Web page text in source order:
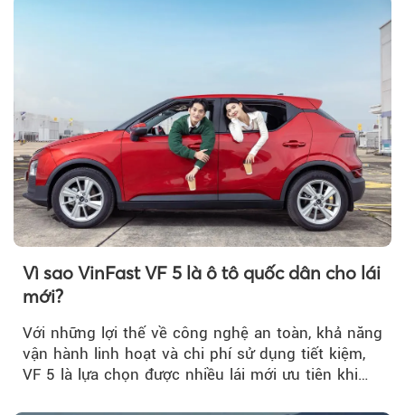
Vì sao VinFast VF 5 là ô tô quốc dân cho lái
mới?
Với những lợi thế về công nghệ an toàn, khả năng
vận hành linh hoạt và chi phí sử dụng tiết kiệm,
VF 5 là lựa chọn được nhiều lái mới ưu tiên khi